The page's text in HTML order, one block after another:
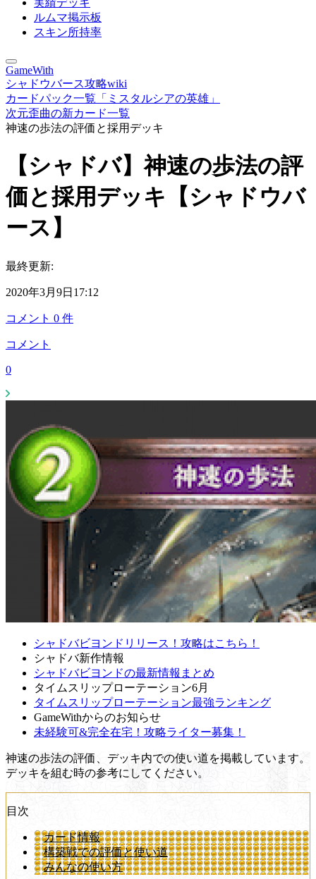
実績デッキ
ルムマ掲示板
スキン所持率
GameWith
シャドウバース攻略wiki
カードパック一覧「ミスタルシアの英雄」
次元歪曲の新カード一覧
神速の歩法の評価と採用デッキ
【シャドバ】神速の歩法の評
価と採用デッキ【シャドウバ
ース】
最終更新:
2020年3月9日17:12
コメント 0 件
コメント
0
シャドバビヨンドリリース！攻略はこちら！
シャドバ新作情報
シャドバビヨンドの最新情報まとめ
タイムスリップローテーション6月
タイムスリップローテーション最強ランキング
GameWithからのお知らせ
未経験可&完全在宅！攻略ライター募集！
神速の歩法の評価、デッキ内での使い道を掲載しています。
デッキを組む時の参考にしてください。
目次
カード情報
構築戦での評価と使い道
みんなの使い方